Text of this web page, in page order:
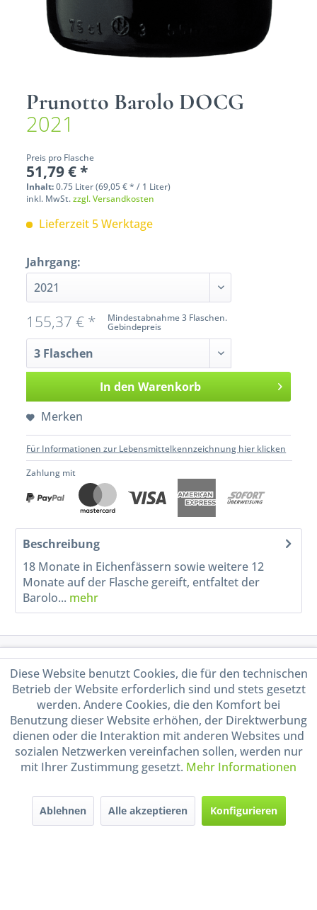
Prunotto Barolo DOCG
2021
Preis pro Flasche
51,79 € *
Inhalt:0.75 Liter (69,05 € * / 1 Liter)
inkl. MwSt.zzgl. Versandkosten
Lieferzeit 5 Werktage
Jahrgang:
Mindestabnahme 3 Flaschen.
Gebindepreis
155,37 € *
In den Warenkorb
Merken
Für Informationen zur Lebensmittelkennzeichnung hier klicken
Zahlung mit
Beschreibung
18 Monate in Eichenfässern sowie weitere 12
Monate auf der Flasche gereift, entfaltet der
Barolo... mehr
Shop Service
Informationen
Handel mit BIO-Weinen
durch DE-ÖKO-009
Diese Website benutzt Cookies, die für den technischen
Betrieb der Website erforderlich sind und stets gesetzt
werden. Andere Cookies, die den Komfort bei
Benutzung dieser Website erhöhen, der Direktwerbung
dienen oder die Interaktion mit anderen Websites und
sozialen Netzwerken vereinfachen sollen, werden nur
mit Ihrer Zustimmung gesetzt. Mehr Informationen
Ablehnen Alle akzeptieren Konfigurieren